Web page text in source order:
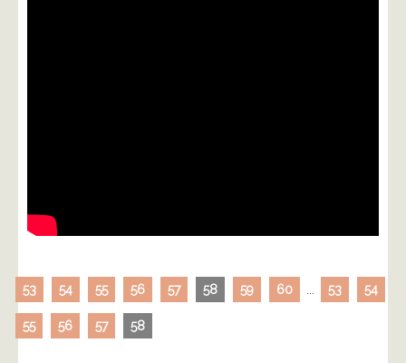
53 54 55 56 57 58 59 60 53 54
55 56 57 58